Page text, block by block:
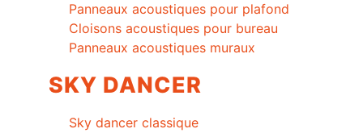
Panneaux acoustiques pour plafond
Cloisons acoustiques pour bureau
Panneaux acoustiques muraux
SKY DANCER
Sky dancer classique